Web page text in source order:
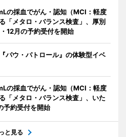
の採血でがん・認知（MCI：軽度
「メタロ・バランス検査」、厚別
12月の予約受付を開始
パウ・パトロール』の体験型イベ
の採血でがん・認知（MCI：軽度
「メタロ・バランス検査」、いた
予約受付を開始
と見る